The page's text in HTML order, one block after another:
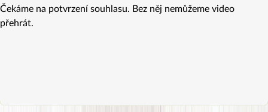
Čekáme na potvrzení souhlasu. Bez něj nemůžeme video
přehrát.